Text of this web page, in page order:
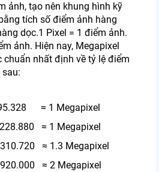
ảnh, tạo nên khung hình kỹ
tích số điểm ảnh hàng
dọc.1 Pixel = 1 điểm ảnh.
ảnh. Hiện nay, Megapixel
nhất định về tỷ lệ điểm
≈ 1 Megapixel
≈ 1 Megapixel
≈ 1.3 Megapixel
≈ 2 Megapixel